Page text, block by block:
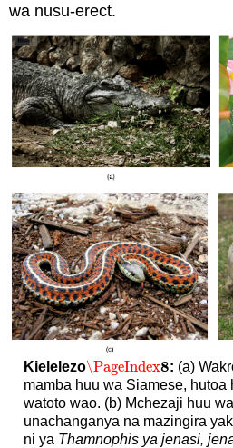
wa nusu-erect.
Kielelezo\PageIndex8
\PageIndex8: (a)
mamba huu wa Siamese, hutoa
watoto wao. (b) Mchezaji huu
unachanganya na mazingira
ni ya Thamnophis ya jenasi,